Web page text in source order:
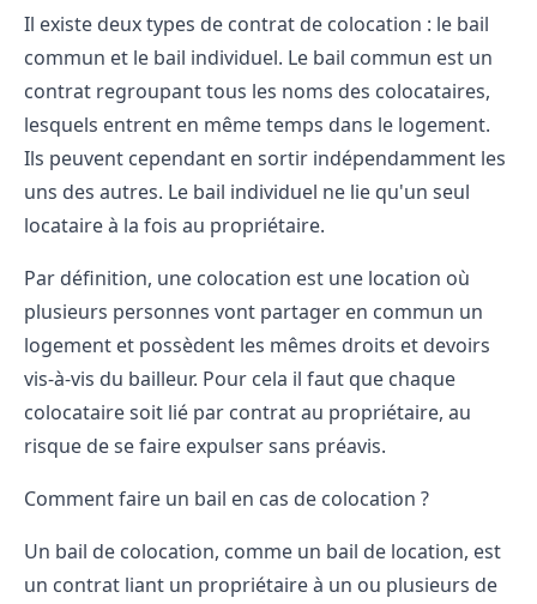
Il existe deux types de contrat de colocation : le bail
commun et le bail individuel. Le bail commun est un
contrat regroupant tous les noms des colocataires,
lesquels entrent en même temps dans le logement.
Ils peuvent cependant en sortir indépendamment les
uns des autres. Le bail individuel ne lie qu'un seul
locataire à la fois au propriétaire.
Par définition, une colocation est une location où
plusieurs personnes vont partager en commun un
logement et possèdent les mêmes droits et devoirs
vis-à-vis du bailleur. Pour cela il faut que chaque
colocataire soit lié par contrat au propriétaire, au
risque de se faire expulser sans préavis.
Comment faire un bail en cas de colocation ?
Un bail de colocation, comme un bail de location, est
un contrat liant un propriétaire à un ou plusieurs de